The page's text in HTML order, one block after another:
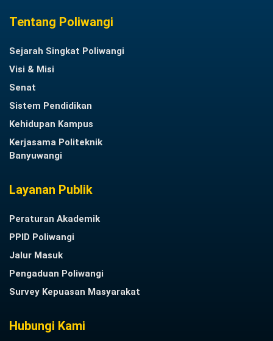
Tentang Poliwangi
Sejarah Singkat Poliwangi
Visi & Misi
Senat
Sistem Pendidikan
Kehidupan Kampus
Kerjasama Politeknik
Banyuwangi
Layanan Publik
Peraturan Akademik
PPID Poliwangi
Jalur Masuk
Pengaduan Poliwangi
Survey Kepuasan Masyarakat
Hubungi Kami